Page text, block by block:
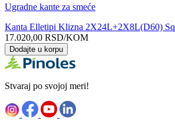
Ugradne kante za smeće
Kanta Elletipi Klizna 2X24L+2X8L(D60)
17.020,00 RSD/KOM
Dodajte u korpu
Stvaraj po svojoj meri!